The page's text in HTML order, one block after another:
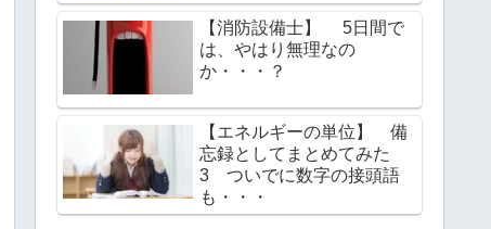
【消防設備士】 5日間で
は、やはり無理なの
か・・・？
【エネルギーの単位】 備
忘録としてまとめてみた
3 ついでに数字の接頭語
も・・・